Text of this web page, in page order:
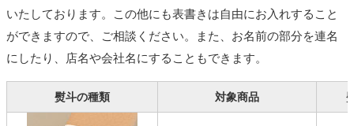
いたしております。この他にも表書きは自由にお入れすること
ができますので、ご相談ください。また、お名前の部分を連名
にしたり、店名や会社名にすることもできます。
熨斗の種類 対象商品